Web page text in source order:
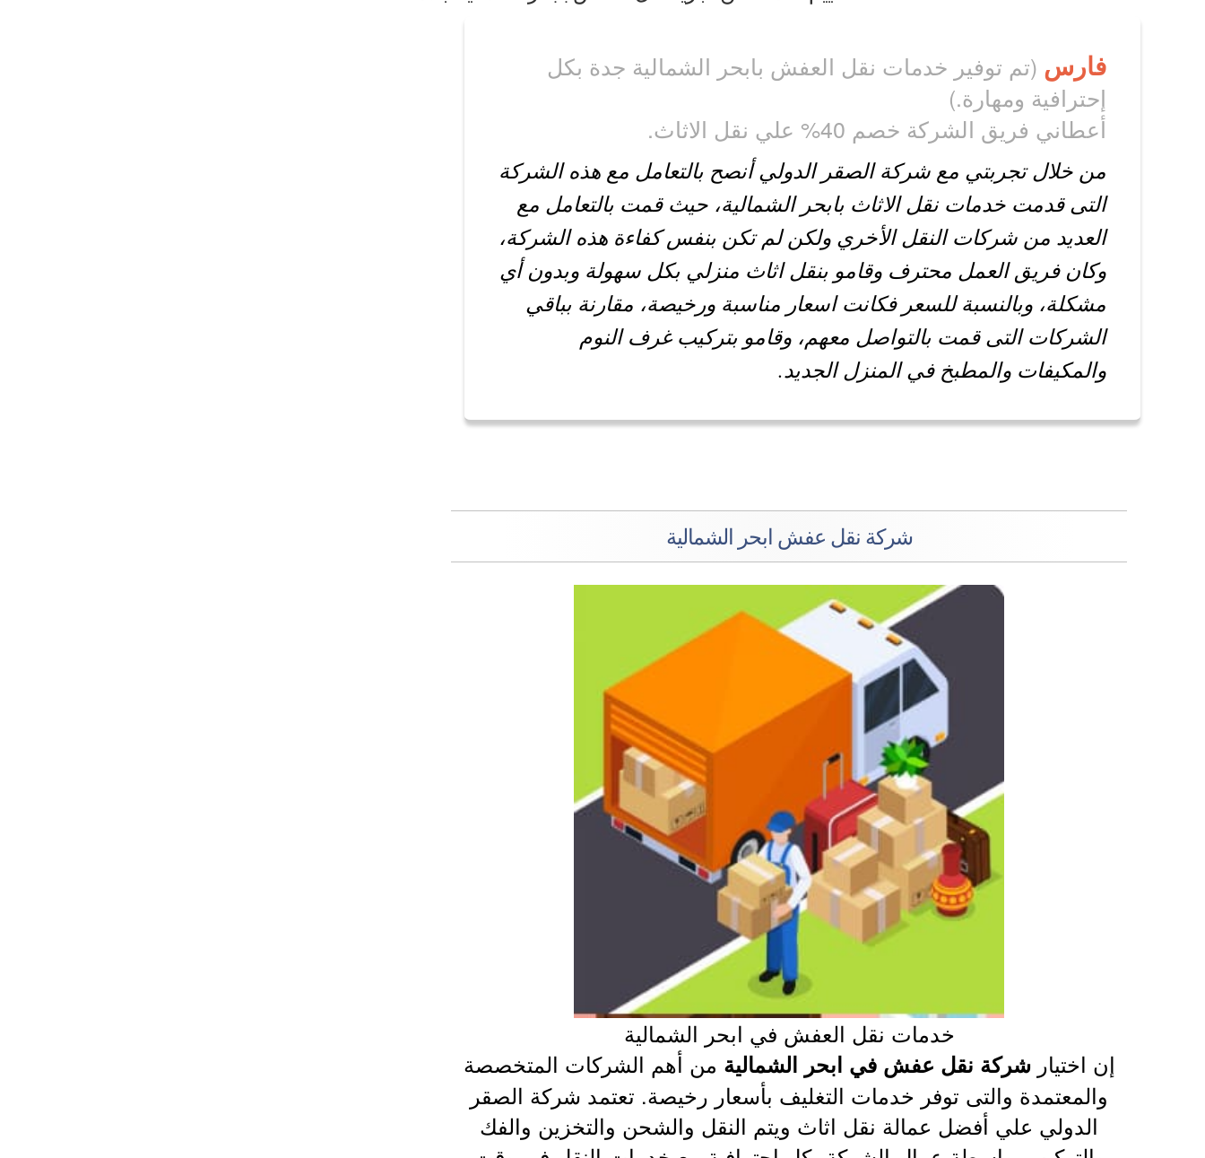
فارس (تم توفير خدمات نقل العفش بابحر الشمالية جدة بكل
إحترافية ومهارة.)
أعطاني فريق الشركة خصم 40% علي نقل الاثاث.
من خلال تجربتي مع شركة الصقر الدولي أنصح بالتعامل مع هذه الشركة
التى قدمت خدمات نقل الاثاث بابحر الشمالية، حيث قمت بالتعامل مع
العديد من شركات النقل الأخري ولكن لم تكن بنفس كفاءة هذه الشركة،
وكان فريق العمل محترف وقامو بنقل اثاث منزلي بكل سهولة وبدون أي
مشكلة، وبالنسبة للسعر فكانت اسعار مناسبة ورخيصة، مقارنة بباقي
الشركات التى قمت بالتواصل معهم، وقامو بتركيب غرف النوم
والمكيفات والمطبخ في المنزل الجديد.
شركة نقل عفش ابحر الشمالية
خدمات نقل العفش في ابحر الشمالية
إن اختيارشركة نقل عفش في ابحر الشمالية من أهم الشركات المتخصصة
والمعتمدة والتى توفر خدمات التغليف بأسعار رخيصة. تعتمد شركة الصقر
الدولي علي أفضل عمالة نقل اثاث ويتم النقل والشحن والتخزين والفك